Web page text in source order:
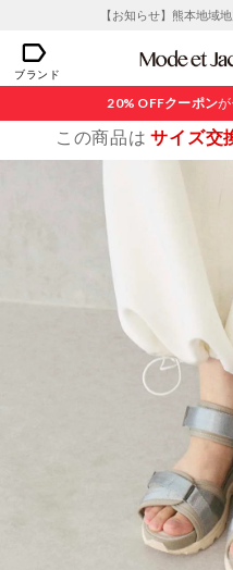
【お知らせ】熊本地域
ブランド
20% OFFクーポン
この商品はサイズ交